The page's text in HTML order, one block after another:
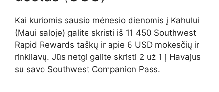
Kai kuriomis sausio mėnesio dienomis į Kahului
(Maui saloje) galite skristi iš 11 450 Southwest
Rapid Rewards taškų ir apie 6 USD mokesčių ir
rinkliavų. Jūs netgi galite skristi 2 už 1 į Havajus
su savo Southwest Companion Pass.